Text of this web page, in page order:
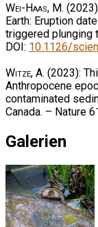
Wei-Haas, M.
Earth: Eruption
triggered plunging
DOI: 10.1126/
Witze, A. (2023):
Anthropocene
contaminated
Canada. – Nature
Galerien